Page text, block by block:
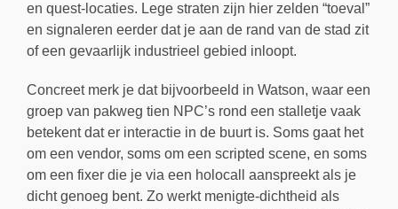
en quest-locaties. Lege straten zijn hier zelden “toeval”
en signaleren eerder dat je aan de rand van de stad zit
of een gevaarlijk industrieel gebied inloopt.
Concreet merk je dat bijvoorbeeld in Watson, waar een
groep van pakweg tien NPC’s rond een stalletje vaak
betekent dat er interactie in de buurt is. Soms gaat het
om een vendor, soms om een scripted scene, en soms
om een fixer die je via een holocall aanspreekt als je
dicht genoeg bent. Zo werkt menigte-dichtheid als